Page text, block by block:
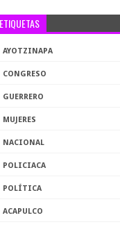
ETIQUETAS
AYOTZINAPA
CONGRESO
GUERRERO
MUJERES
NACIONAL
POLICIACA
POLÍTICA
ACAPULCO